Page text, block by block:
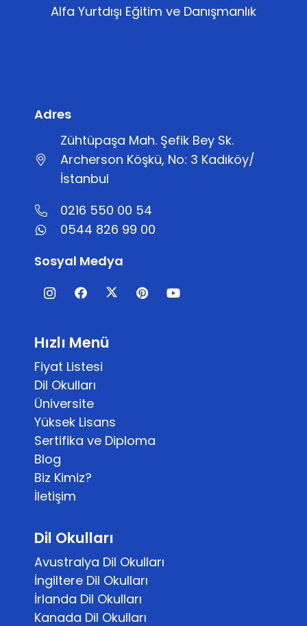
Alfa Yurtdışı Eğitim ve Danışmanlık
Adres
Zühtüpaşa Mah. Şefik Bey Sk.
Archerson Köşkü, No: 3 Kadıköy/
İstanbul
0216 550 00 54
0544 826 99 00
Sosyal Medya
Hızlı Menü
Fiyat Listesi
Dil Okulları
Üniversite
Yüksek Lisans
Sertifika ve Diploma
Blog
Biz Kimiz?
İletişim
Dil Okulları
Avustralya Dil Okulları
İngiltere Dil Okulları
İrlanda Dil Okulları
Kanada Dil Okulları